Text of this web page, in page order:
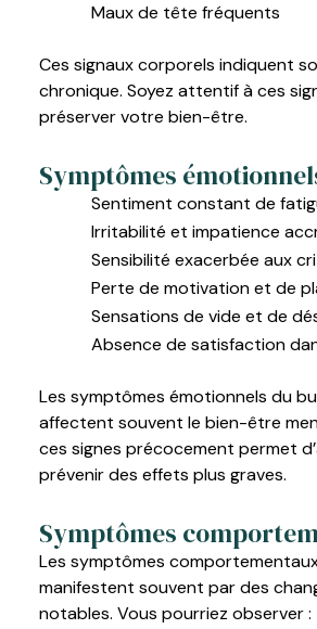
Maux de tête fréquents
Ces signaux corporels indiquent
chronique. Soyez attentif à ces
préserver votre bien-être.
Symptômes
Sentiment constant de
Irritabilité et impatience
Sensibilité exacerbée aux
Perte de motivation et de
Sensations de vide et de
Absence de satisfaction
Les symptômes émotionnels du
affectent souvent le bien-être
ces signes précocement permet
prévenir des effets plus graves.
Symptômes
Les symptômes
manifestent souvent par des
notables. Vous pourriez observer :